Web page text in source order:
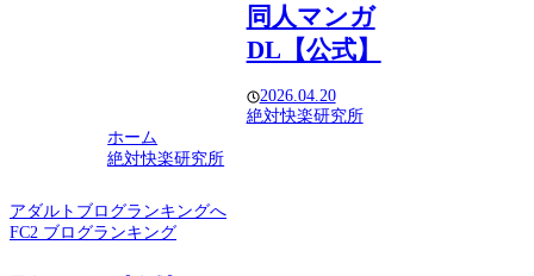
同人マンガ
DL【公式】
2026.04.20
絶対快楽研究所
ホーム
絶対快楽研究所
アダルトブログランキングへ
FC2 ブログランキング